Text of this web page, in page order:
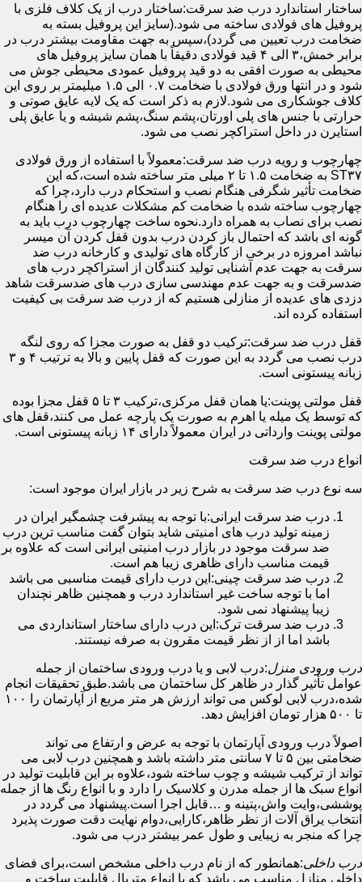
ساختار استاندارد درب ضد سرقت:ساختار درب از یک کلاف فلزی با
پروفیل های فولادی ساخته می شود.(سایز این پروفیل بسته به
ضخامت درب تعیین می گردد)،سپس به جهت مقاومت بیشتر درب در
برابر خمش،۳ الی ۴ قید فولادی دقیقاً با همان سایز پروفیل های
محیطی به صورت افقی به دو قید پروفیل عمودی محیطی جوش می
شود و در انتها ورق فولادی با ضخامت ۰.۷ الی ۱.۵ میلیمتر بر روی این
کلاف جوشکاری می شود.لازم به ذکر است که یک لایه عایق صوتی و
حرارتی با جنس های پلی اورتان،پشم سنگ،پشم شیشه و یا عایق پلی
استایرن در داخل استراکچر نصب می شود.
چهارچوب و رویه درب ضد سرقت:معمولاً با استفاده از ورق فولادی
ST۳۷ به ضخامت ۱.۵ تا ۲ میلی متر ساخته شده است،که این
ضخامت تأثیر شگرفی هنگام نصب و استحکام درب دارد،چرا که
چهارچوب ساخته شده با ضخامت کم مشکلات عدیده ای را هنگام
نصب برای نصاب به همراه دارد.نحوه ساخت چهارچوب درب باید به
گونه ای باشد که احتمال باز کردن درب بدون قفل کردن آن میسر
نباشد امروزه در برخی از کارگاه های تولیدی و کارخانه درب ضد
سرقت به جهت عدم آشنایی تولید کنندگان از استراکچر درب های
ضدسرقت و به جهت عدم مهندسی سازی درب های ضدسرقت شاهد
دزدی های عدیده از منازلی هستیم که از درب ضد سرقت بی کیفیت
استفاده کرده اند.
قفل درب ضد سرقت:ترکیب دو قفل به صورت مجزا که روی لنگه
درب نصب می گردد به این صورت که قفل پایین و بالا به ترتیب ۴ و ۳
زبانه پیستونی است.
قفل مولتی پوینت:یا همان قفل مرکزی،ترکیب ۳ تا ۵ قفل مجزا بوده
که توسط یک میله یا اهرم به صورت یک پارچه عمل می کنند،قفل های
مولتی پوینت وارداتی در ایران معمولاً دارای ۱۴ زبانه پیستونی است.
انواع درب ضد سرقت
سه نوع درب ضد سرقت به شرح زیر در بازار ایران موجود است:
درب ضد سرقت ایرانی:با توجه به پیشرفت چشمگیر ایران در
زمینه تولید درب های امنیتی شاید بتوان گفت مناسب ترین درب
ضد سرقت موجود در بازار درب امنیتی ایرانی است که علاوه بر
قیمت مناسب دارای ظاهری زیبا هم است.
درب ضد سرقت چینی:این درب دارای قیمت مناسبی می باشد
اما با توجه ساخت غیر استاندارد درب و همچنین ظاهر نچندان
زیبا پیشنهاد نمی شود.
درب ضد سرقت ترک:این درب دارای ساختار استانداردی می
باشد اما از از نظر قیمت مقرون به صرفه نیستند.
درب ورودی منزل:درب لابی و یا درب ورودی ساختمان از جمله
عوامل تأثیر گذار در ظاهر کل ساختمان می باشد.طبق تحقیقات انجام
شده،درب لابی لوکس می تواند ارزش هر متر مربع از آپارتمان را ۱۰۰
تا ۵۰۰ هزار تومان افزایش دهد.
اصولاً درب ورودی آپارتمان با توجه به عرض و ارتفاع می تواند
ضخامتی بین ۵ تا ۷ سانتی متر داشته باشد و همچنین درب لابی می
تواند از ترکیب شیشه و چوب ساخته شود،علاوه بر این قابلیت تولید در
انواع سبک ها از جمله مدرن و کلاسیک را دارد و با انواع رنگ ها از جمله
پوششی،وایت واش،پتینه و …قابل اجرا است.پیشنهاد می گردد در
انتخاب یراق آلات از نظر ظاهر،کارایی،دوام نهایت دقت صورت پذیرد
چرا که منجر به زیبایی و طول عمر بیشتر درب می شود.
درب داخلی:همانطور که از نام درب داخلی مشخص است،برای فضای
داخلی منازل مناسب می باشد که با انواع متریال قابلیت ساخت و